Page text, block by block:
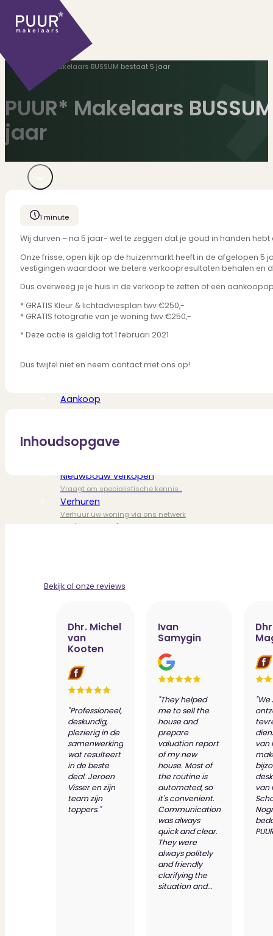
Huidige aanbod
Recentelijk verkocht
Huurwoningen
Nieuwbouw projecten
De toekomst, te koop..
Diensten
Aankoop
Voldoe aan alle wettelijke eisen
Stille Verkoop
Nieuwbouw verkopen
Vraagt om specialistische kennis...
Verhuren
Verhuur uw woning via ons netwerk
Verhuur & Beheer
Bekijk het overzicht van alle diensten..
Over PUUR*
Over PUUR*
Wie zijn wij?
Ons team
Leer ons beter kennen..
Werken bij PUUR*
Kom jij ons team versterken?
Onze vestigingen
De kracht van 6 vestigingen!
Beoordelingen
Maak gebruik van ons netwerk
Home PUUR* Makelaars BUSSUM bestaat 5 jaar
PUUR* Makelaars
jaar
1 minute
Wij durven – na 5 jaar- wel te zeggen dat je goud in handen
Onze frisse, open kijk op de huizenmarkt heeft in de afgelopen
vestigingen waardoor we betere verkoopresultaten behalen en
Dus overweeg je je huis in de verkoop te zetten of een
* GRATIS Kleur & lichtadviesplan twv €250,-
* GRATIS fotografie van je woning twv €250,-
* Deze actie is geldig tot 1 februari 2021
Dus twijfel niet en neem contact met ons op!
Inhoudsopgave
Bekijk al onze reviews
Dhr. Michel
van
Kooten
"Professioneel,
deskundig,
plezierig in de
samenwerking
wat resulteert
in de beste
deal. Jeroen
Visser en zijn
team zijn
toppers."
Ivan
Samygin
"They helped
me to sell the
house and
prepare
valuation report
of my new
house. Most of
the routine is
automated, so
it's convenient.
Communication
was always
quick and clear.
They were
always politely
and friendly
clarifying the
situation and...
"We
van
van